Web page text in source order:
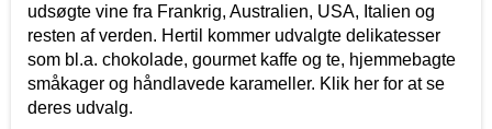
udsøgte vine fra Frankrig, Australien, USA, Italien og
resten af verden. Hertil kommer udvalgte delikatesser
som bl.a. chokolade, gourmet kaffe og te, hjemmebagte
småkager og håndlavede karameller. Klik her for at se
deres udvalg.